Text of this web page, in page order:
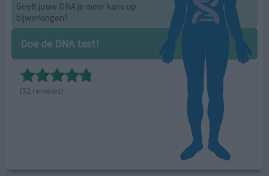
Geeft jouw DNA je meer kans op
bijwerkingen?
Doe de DNA test!
(52 reviews)